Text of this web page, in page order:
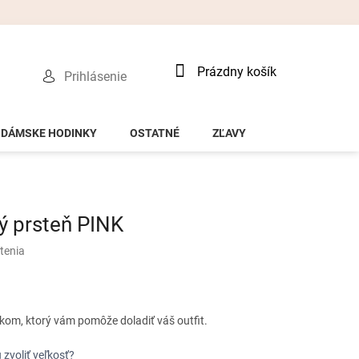
Prihlásenie
Nákupný
Prázdny košík
DÁMSKE HODINKY OSTATNÉ ZĽAVY
prsteň PINK
ktorý vám pomôže doladiť váš outfit.
zvoliť veľkosť?